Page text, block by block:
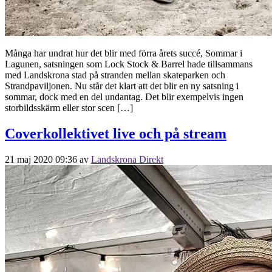
Många har undrat hur det blir med förra årets succé, Sommar i
Lagunen, satsningen som Lock Stock & Barrel hade tillsammans
med Landskrona stad på stranden mellan skateparken och
Strandpaviljonen. Nu står det klart att det blir en ny satsning i
sommar, dock med en del undantag. Det blir exempelvis ingen
storbildsskärm eller stor scen […]
Coverkollektivet live och på stream
21 maj 2020 09:36 av Landskrona Direkt